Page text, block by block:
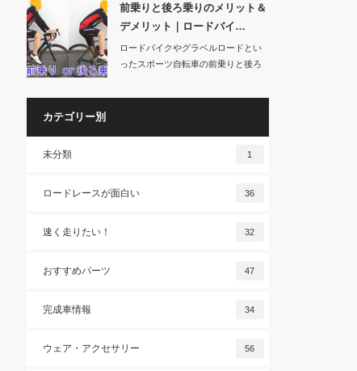
前乗りと後ろ乗りのメリット＆
デメリット｜ロードバイ…
ロードバイクやグラベルロードとい
ったスポーツ自転車の前乗りと後ろ
カテゴリー別
未分類 1
ロードレースが面白い 36
速く走りたい！ 32
おすすめパーツ 47
完成車情報 34
ウェア・アクセサリー 56